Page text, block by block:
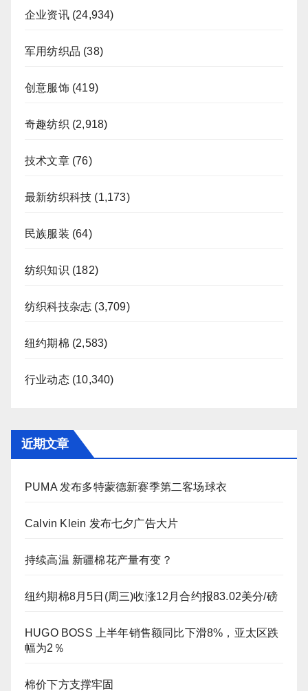
企业资讯(24,934)
军用纺织品 (38)
创意服饰(419)
奇趣纺织 (2,918)
技术文章(76)
最新纺织科技 (1,173)
民族服装 (64)
纺织知识 (182)
纺织科技杂志 (3,709)
纽约期棉 (2,583)
行业动态(10,340)
近期文章
PUMA 发布多特蒙德新赛季第二客场球衣
Calvin Klein 发布七夕广告大片
持续高温 新疆棉花产量有变？
纽约期棉8月5日(周三)收涨12月合约报83.02美分/磅
HUGO BOSS 上半年销售额同比下滑8%，亚太区跌
幅为2％
棉价下方支撑牢固